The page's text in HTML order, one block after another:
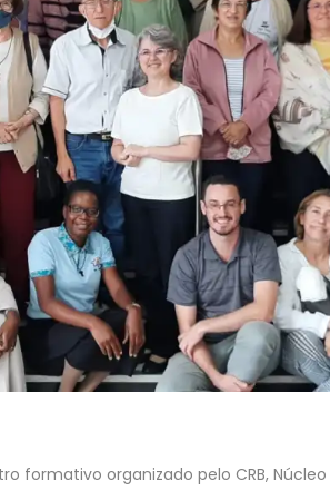
formativo organizado pelo CRB,